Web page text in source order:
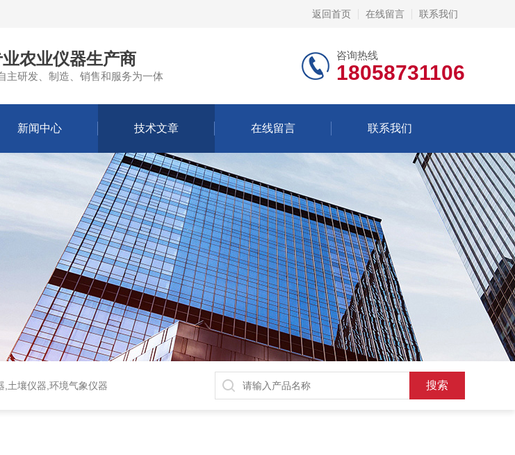
返回首页 在线留言 联系我们
农业仪器生产商
主研发、制造、销售和服务为一体
咨询热线
18058731106
新闻中心 技术文章 在线留言 联系我们
,土壤仪器,环境气象仪器